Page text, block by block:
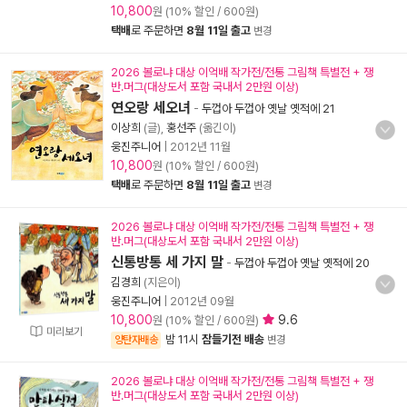
10,800원 (10% 할인 / 600원)
택배로 주문하면 8월 11일 출고 변경
2026 볼로냐 대상 이억배 작가전/전통 그림책 특별전 + 쟁
반.머그(대상도서 포함 국내서 2만원 이상)
연오랑 세오녀 - 두껍아 두껍아 옛날 옛적에 21
이상희 (글), 홍선주 (옮긴이)
웅진주니어
2012년 11월
10,800원 (10% 할인 / 600원)
택배로 주문하면 8월 11일 출고 변경
미리보기
2026 볼로냐 대상 이억배 작가전/전통 그림책 특별전 + 쟁
반.머그(대상도서 포함 국내서 2만원 이상)
신통방통 세 가지 말 - 두껍아 두껍아 옛날 옛적에 20
김경희 (지은이)
웅진주니어
2012년 09월
10,800원 (10% 할인 / 600원) 9.6
양탄자배송 밤 11시 잠들기전 배송 변경
2026 볼로냐 대상 이억배 작가전/전통 그림책 특별전 + 쟁
반.머그(대상도서 포함 국내서 2만원 이상)